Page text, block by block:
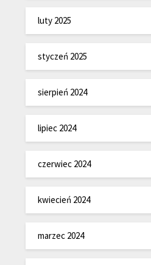
luty 2025
styczeń 2025
sierpień 2024
lipiec 2024
czerwiec 2024
kwiecień 2024
marzec 2024